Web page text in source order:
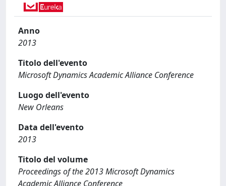
Anno
2013
Titolo dell'evento
Microsoft Dynamics Academic Alliance Conference
Luogo dell'evento
New Orleans
Data dell'evento
2013
Titolo del volume
Proceedings of the 2013 Microsoft Dynamics
Academic Alliance Conference